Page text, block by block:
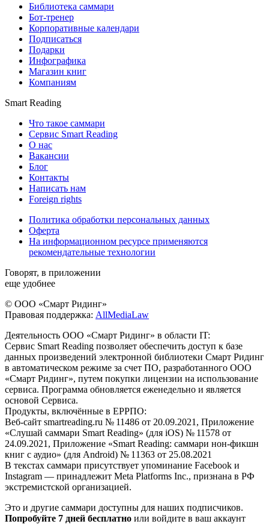
Библиотека саммари
Бот-тренер
Корпоративные календари
Подписаться
Подарки
Инфографика
Магазин книг
Компаниям
Smart Reading
Что такое саммари
Сервис Smart Reading
О нас
Вакансии
Блог
Контакты
Написать нам
Foreign rights
Политика обработки персональных данных
Оферта
На информационном ресурсе применяются
рекомендательные технологии
Говорят, в приложении
еще удобнее
© ООО «Смарт Ридинг»
Правовая поддержка: AllMediaLaw
Деятельность ООО «Смарт Ридинг» в области IT:
Сервис Smart Reading позволяет обеспечить доступ к базе
данных произведений электронной библиотеки Смарт Ридинг
в автоматическом режиме за счет ПО, разработанного ООО
«Смарт Ридинг», путем покупки лицензии на использование
сервиса. Программа обновляется еженедельно и является
основой Сервиса.
Продукты, включённые в ЕРРПО:
Веб-сайт smartreading.ru № 11486 от 20.09.2021, Приложение
«Слушай саммари Smart Reading» (для iOS) № 11578 от
24.09.2021, Приложение «Smart Reading: саммари нон-фикшн
книг с аудио» (для Android) № 11363 от 25.08.2021
В текстах саммари присутствует упоминание Facebook и
Instagram — принадлежит Meta Platforms Inc., признана в РФ
экстремистской организацией.
Это и другие саммари доступны для наших подписчиков.
Попробуйте 7 дней бесплатно или войдите в ваш аккаунт